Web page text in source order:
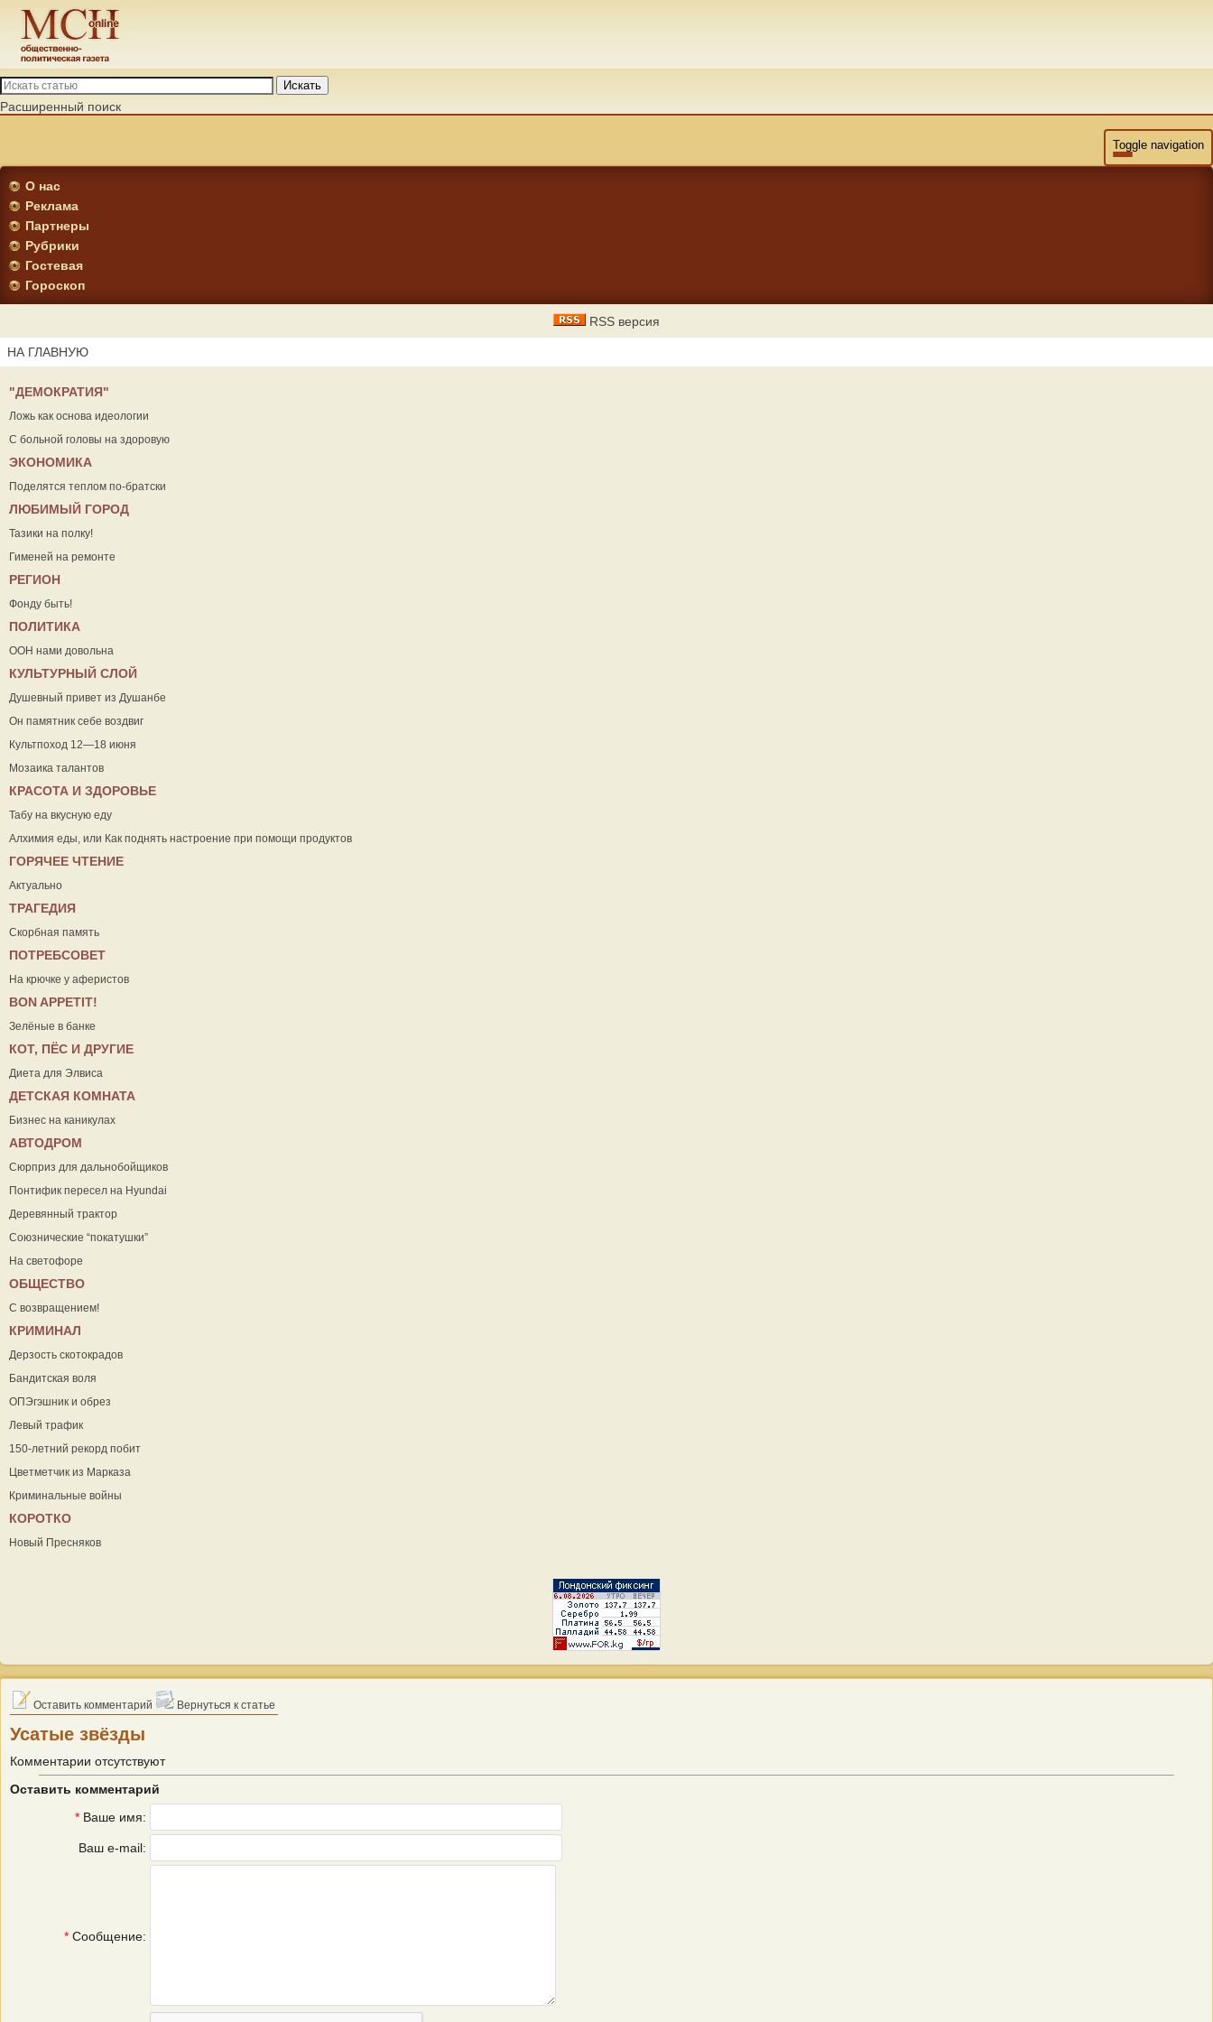
Искать
Расширенный поиск
Toggle navigation
О нас
Реклама
Партнеры
Рубрики
Гостевая
Гороскоп
RSS версия
НА ГЛАВНУЮ
"ДЕМОКРАТИЯ"
Ложь как основа идеологии
С больной головы на здоровую
ЭКОНОМИКА
Поделятся теплом по-братски
ЛЮБИМЫЙ ГОРОД
Тазики на полку!
Гименей на ремонте
РЕГИОН
Фонду быть!
ПОЛИТИКА
ООН нами довольна
КУЛЬТУРНЫЙ СЛОЙ
Душевный привет из Душанбе
Он памятник себе воздвиг
Культпоход 12—18 июня
Мозаика талантов
КРАСОТА И ЗДОРОВЬЕ
Табу на вкусную еду
Алхимия еды, или Как поднять настроение при помощи продуктов
ГОРЯЧЕЕ ЧТЕНИЕ
Актуально
ТРАГЕДИЯ
Скорбная память
ПОТРЕБСОВЕТ
На крючке у аферистов
ВON APPETIT!
Зелёные в банке
КОТ, ПЁС И ДРУГИЕ
Диета для Элвиса
ДЕТСКАЯ КОМНАТА
Бизнес на каникулах
АВТОДРОМ
Сюрприз для дальнобойщиков
Понтифик пересел на Hyundai
Деревянный трактор
Союзнические “покатушки”
На светофоре
ОБЩЕСТВО
С возвращением!
КРИМИНАЛ
Дерзость скотокрадов
Бандитская воля
ОПЭгэшник и обрез
Левый трафик
150-летний рекорд побит
Цветметчик из Марказа
Криминальные войны
КОРОТКО
Новый Пресняков
Оставить комментарий Вернуться к статье
Усатые звёзды
Комментарии отсутствуют
Оставить комментарий
* Ваше имя:
Ваш e-mail:
* Сообщение: